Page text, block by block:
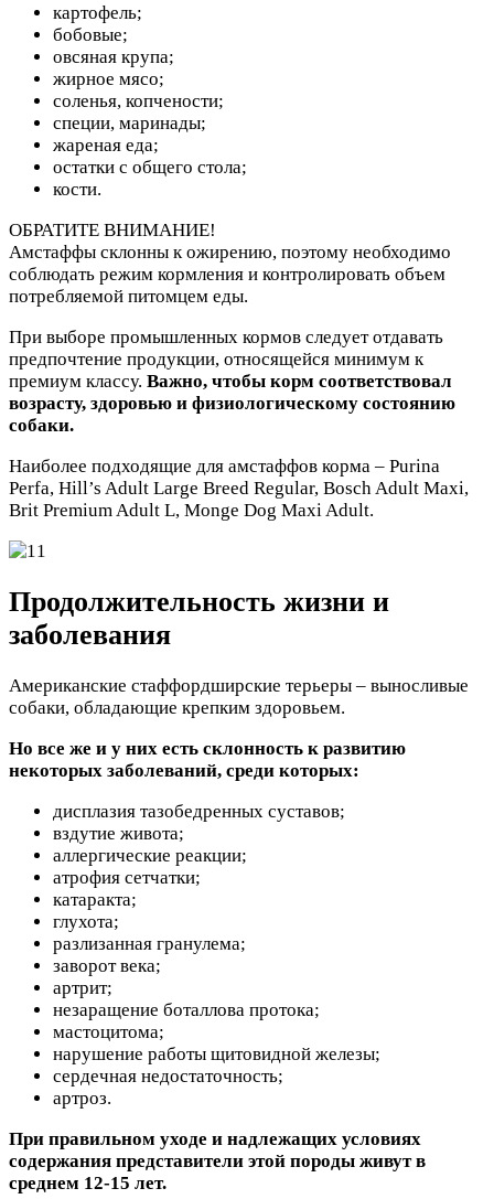
картофель;
бобовые;
овсяная крупа;
жирное мясо;
соленья, копчености;
специи, маринады;
жареная еда;
остатки с общего стола;
кости.
ОБРАТИТЕ ВНИМАНИЕ!
Амстаффы склонны к ожирению, поэтому необходимо
соблюдать режим кормления и контролировать объем
потребляемой питомцем еды.
При выборе промышленных кормов следует отдавать
предпочтение продукции, относящейся минимум к
премиум классу. Важно, чтобы корм соответствовал
возрасту, здоровью и физиологическому состоянию
собаки.
Наиболее подходящие для амстаффов корма – Purina
Perfa, Hill’s Adult Large Breed Regular, Bosch Adult Maxi,
Brit Premium Adult L, Monge Dog Maxi Adult.
Продолжительность жизни и
заболевания
Американские стаффордширские терьеры – выносливые
собаки, обладающие крепким здоровьем.
Но все же и у них есть склонность к развитию
некоторых заболеваний, среди которых:
дисплазия тазобедренных суставов;
вздутие живота;
аллергические реакции;
атрофия сетчатки;
катаракта;
глухота;
разлизанная гранулема;
заворот века;
артрит;
незаращение боталлова протока;
мастоцитома;
нарушение работы щитовидной железы;
сердечная недостаточность;
артроз.
При правильном уходе и надлежащих условиях
содержания представители этой породы живут в
среднем 12-15 лет.